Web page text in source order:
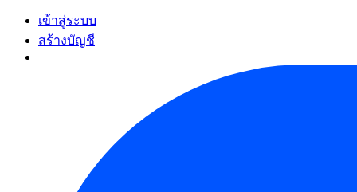
เข้าสู่ระบบ
สร้างบัญชี